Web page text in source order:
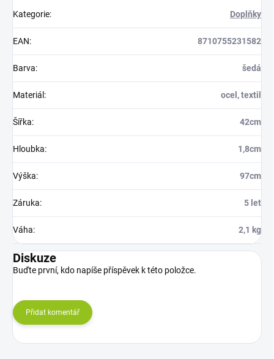
Kategorie: Doplňky
EAN: 8710755231582
Barva: šedá
Materiál : ocel, textil
Šířka: 42cm
Hloubka: 1,8cm
Výška: 97cm
Záruka: 5 let
Váha: 2,1 kg
Diskuze
Buďte první, kdo napíše příspěvek k této položce.
Přidat komentář